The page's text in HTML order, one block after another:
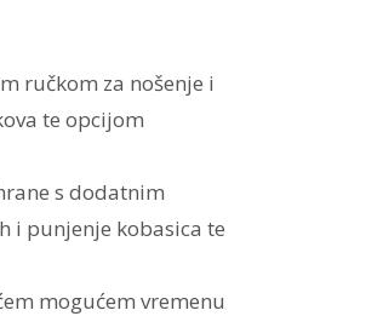
ručkom za nošenje i
te opcijom
s dodatnim
i punjenje kobasica te
mogućem vremenu